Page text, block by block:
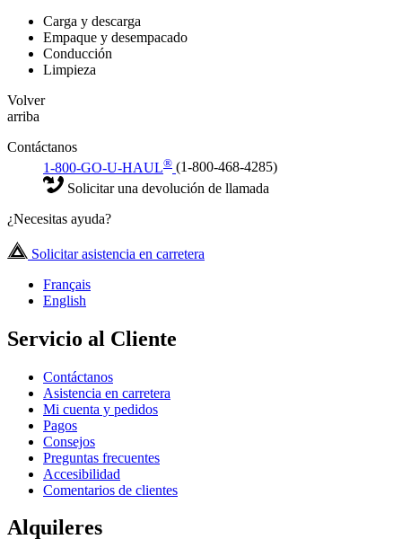
Carga y descarga
Empaque y desempacado
Conducción
Limpieza
Volver
arriba
Contáctanos
1-800-GO-U-HAUL® (1-800-468-4285)
Solicitar una devolución de llamada
¿Necesitas ayuda?
Solicitar asistencia en carretera
Français
English
Servicio al Cliente
Contáctanos
Asistencia en carretera
Mi cuenta y pedidos
Pagos
Consejos
Preguntas frecuentes
Accesibilidad
Comentarios de clientes
Alquileres